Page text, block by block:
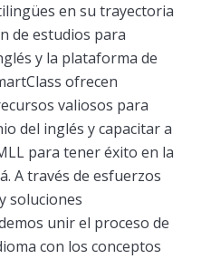
en su trayectoria
de estudios para
y la plataforma de
ofrecen
valiosos para
del inglés y capacitar a
para tener éxito en la
A través de esfuerzos
soluciones
unir el proceso de
con los conceptos